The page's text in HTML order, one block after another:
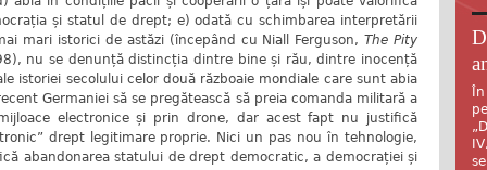
și statul de drept; e) odată cu schimbarea interpretării
mari istorici de astăzi (începând cu Niall Ferguson,The Pity
nu se denunță distincția dintre bine și rău, dintre inocență
istoriei secolului celor două războaie mondiale care sunt abia
Germaniei să se pregătească să preia comanda militară a
electronice și prin drone, dar acest fapt nu justifică
drept legitimare proprie. Nici un pas nou în tehnologie,
abandonarea statului de drept democratic, a democrației și
În